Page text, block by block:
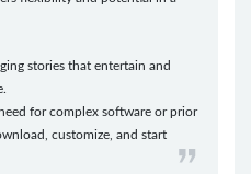
stories that entertain and
for complex software or prior
customize, and start